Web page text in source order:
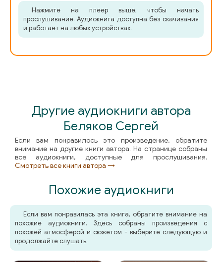
Нажмите на плеер выше, чтобы начать
прослушивание. Аудиокнига доступна без скачивания
и работает на любых устройствах.
Другие аудиокниги автора
Беляков Сергей
Если вам понравилось это произведение, обратите
внимание на другие книги автора. На странице собраны
все аудиокниги, доступные для прослушивания.
Смотреть все книги автора →
Похожие аудиокниги
Если вам понравилась эта книга, обратите внимание на
похожие аудиокниги. Здесь собраны произведения с
похожей атмосферой и сюжетом - выберите следующую и
продолжайте слушать.